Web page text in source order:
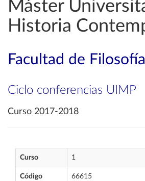
Máster
Historia
Facultad de
Ciclo conferencias UIMP
Curso 2017-2018
Curso 1
Código 66615